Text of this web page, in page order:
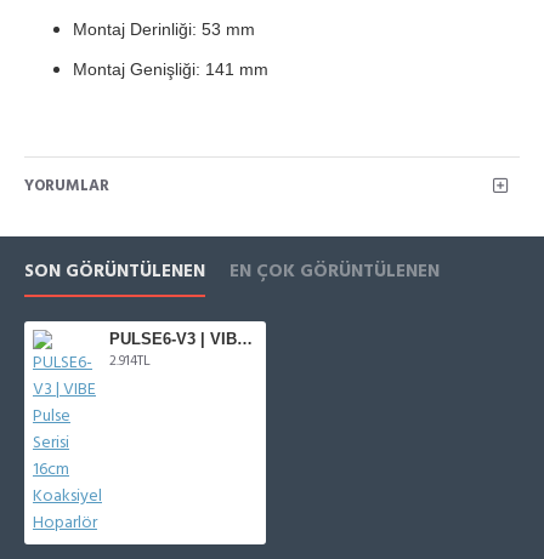
Montaj Derinliği: 53 mm
Montaj Genişliği: 141 mm
YORUMLAR
SON GÖRÜNTÜLENEN EN ÇOK GÖRÜNTÜLENEN
PULSE6-V3 | VIBE Pulse Serisi 16cm Koaksiyel Hoparlör
2.914TL